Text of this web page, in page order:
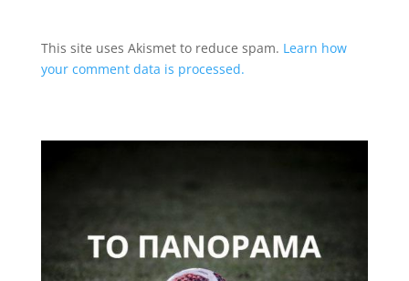
This site uses Akismet to reduce spam. Learn how
your comment data is processed.